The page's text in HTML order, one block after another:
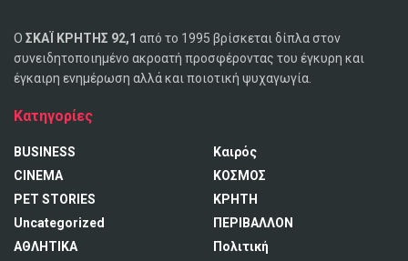
Ο ΣΚΑΪ ΚΡΗΤΗΣ 92,1 από το 1995 βρίσκεται δίπλα στον
συνειδητοποιημένο ακροατή προσφέροντας του έγκυρη και
έγκαιρη ενημέρωση αλλά και ποιοτική ψυχαγωγία.
Κατηγορίες
BUSINESS
CINEMA
PET STORIES
Uncategorized
ΑΘΛΗΤΙΚΑ
Καιρός
ΚΟΣΜΟΣ
ΚΡΗΤΗ
ΠΕΡΙΒΑΛΛΟΝ
Πολιτική